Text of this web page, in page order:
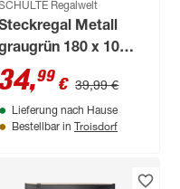
Regalwelt
Metall
180 x 100 x
40 cm 4 Böden à 65
kg
,99 € 39,99 €
Lieferung nach Hause
Bestellbar in Troisdorf